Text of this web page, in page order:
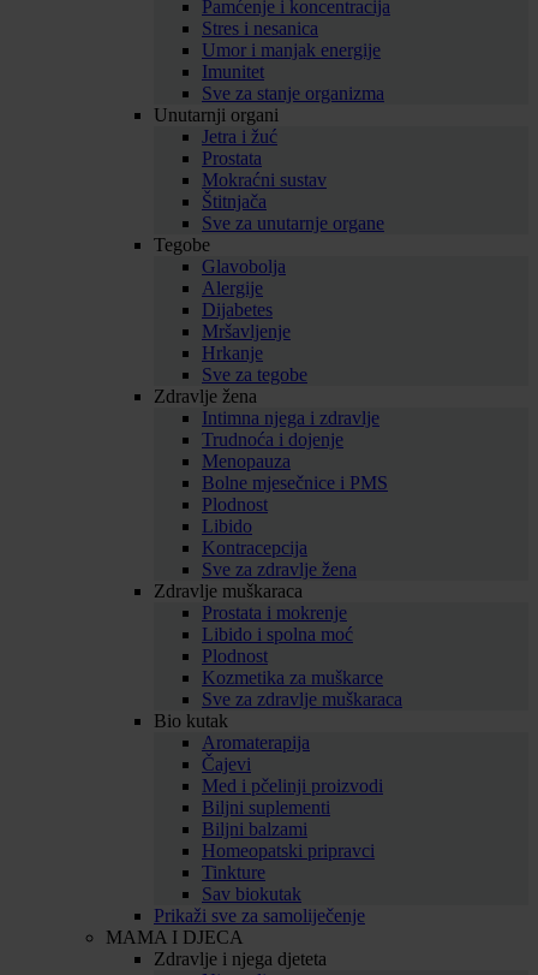
Pamćenje i koncentracija
Stres i nesanica
Umor i manjak energije
Imunitet
Sve za stanje organizma
Unutarnji organi
Jetra i žuć
Prostata
Mokraćni sustav
Štitnjača
Sve za unutarnje organe
Tegobe
Glavobolja
Alergije
Dijabetes
Mršavljenje
Hrkanje
Sve za tegobe
Zdravlje žena
Intimna njega i zdravlje
Trudnoća i dojenje
Menopauza
Bolne mjesečnice i PMS
Plodnost
Libido
Kontracepcija
Sve za zdravlje žena
Zdravlje muškaraca
Prostata i mokrenje
Libido i spolna moć
Plodnost
Kozmetika za muškarce
Sve za zdravlje muškaraca
Bio kutak
Aromaterapija
Čajevi
Med i pčelinji proizvodi
Biljni suplementi
Biljni balzami
Homeopatski pripravci
Tinkture
Sav biokutak
Prikaži sve za samoliječenje
MAMA I DJECA
Zdravlje i njega djeteta